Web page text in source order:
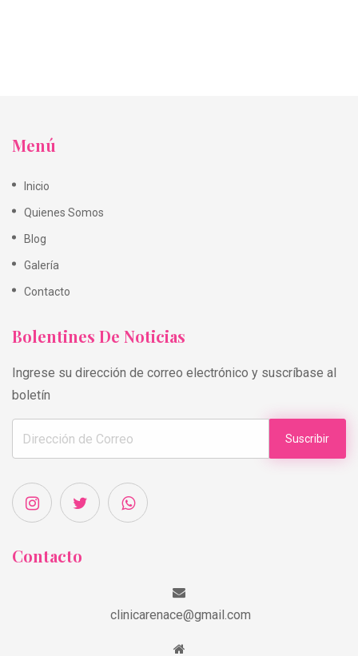
Menú
Inicio
Quienes Somos
Blog
Galería
Contacto
Bolentines De Noticias
Ingrese su dirección de correo electrónico y suscríbase al
boletín
Suscribir
Contacto
clinicarenace@gmail.com